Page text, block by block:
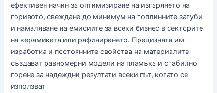
ефективен начин за оптимизиране на изгарянето на
горивото, свеждане до минимум на топлинните загуби
и намаляване на емисиите за всеки бизнес в секторите
на керамиката или рафинирането. Прецизната им
изработка и постоянните свойства на материалите
създават равномерни модели на пламъка и стабилно
горене за надеждни резултати всеки път, когато се
използват.